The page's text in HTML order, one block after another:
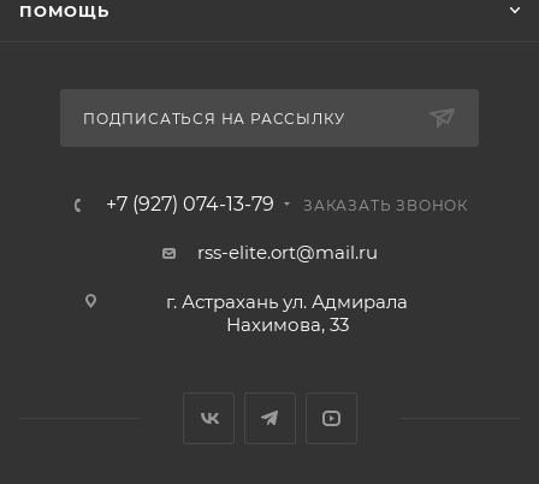
ПОМОЩЬ
ПОДПИСАТЬСЯ НА РАССЫЛКУ
+7 (927) 074-13-79 ЗАКАЗАТЬ ЗВОНОК
rss-elite.ort@mail.ru
г. Астрахань ул. Адмирала
Нахимова, 33